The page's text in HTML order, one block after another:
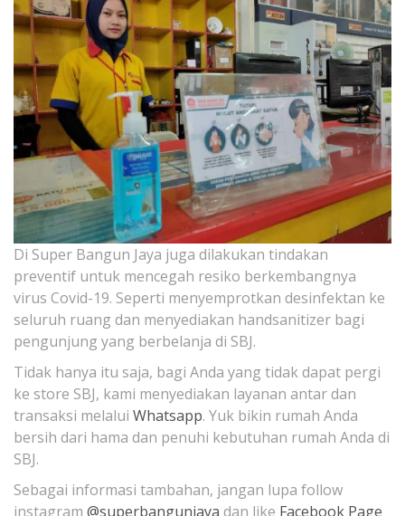
Di Super Bangun Jaya juga dilakukan tindakan
preventif untuk mencegah resiko berkembangnya
virus Covid-19. Seperti menyemprotkan desinfektan ke
seluruh ruang dan menyediakan handsanitizer bagi
pengunjung yang berbelanja di SBJ.
Tidak hanya itu saja, bagi Anda yang tidak dapat pergi
ke store SBJ, kami menyediakan layanan antar dan
transaksi melalui Whatsapp. Yuk bikin rumah Anda
bersih dari hama dan penuhi kebutuhan rumah Anda di
SBJ.
Sebagai informasi tambahan, jangan lupa follow
instagram @superbangunjaya dan like Facebook Page